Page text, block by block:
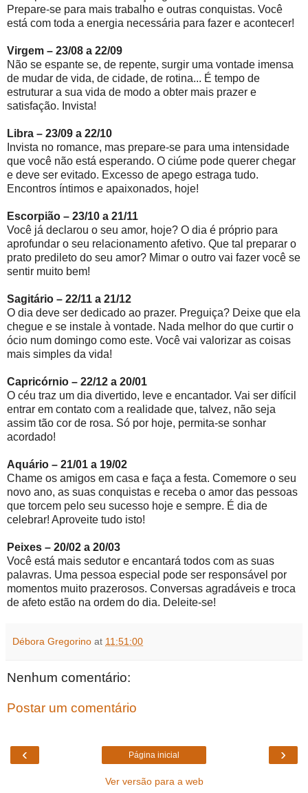
Prepare-se para mais trabalho e outras conquistas. Você
está com toda a energia necessária para fazer e acontecer!
Virgem – 23/08 a 22/09
Não se espante se, de repente, surgir uma vontade imensa
de mudar de vida, de cidade, de rotina... É tempo de
estruturar a sua vida de modo a obter mais prazer e
satisfação. Invista!
Libra – 23/09 a 22/10
Invista no romance, mas prepare-se para uma intensidade
que você não está esperando. O ciúme pode querer chegar
e deve ser evitado. Excesso de apego estraga tudo.
Encontros íntimos e apaixonados, hoje!
Escorpião – 23/10 a 21/11
Você já declarou o seu amor, hoje? O dia é próprio para
aprofundar o seu relacionamento afetivo. Que tal preparar o
prato predileto do seu amor? Mimar o outro vai fazer você se
sentir muito bem!
Sagitário – 22/11 a 21/12
O dia deve ser dedicado ao prazer. Preguiça? Deixe que ela
chegue e se instale à vontade. Nada melhor do que curtir o
ócio num domingo como este. Você vai valorizar as coisas
mais simples da vida!
Capricórnio – 22/12 a 20/01
O céu traz um dia divertido, leve e encantador. Vai ser difícil
entrar em contato com a realidade que, talvez, não seja
assim tão cor de rosa. Só por hoje, permita-se sonhar
acordado!
Aquário – 21/01 a 19/02
Chame os amigos em casa e faça a festa. Comemore o seu
novo ano, as suas conquistas e receba o amor das pessoas
que torcem pelo seu sucesso hoje e sempre. É dia de
celebrar! Aproveite tudo isto!
Peixes – 20/02 a 20/03
Você está mais sedutor e encantará todos com as suas
palavras. Uma pessoa especial pode ser responsável por
momentos muito prazerosos. Conversas agradáveis e troca
de afeto estão na ordem do dia. Deleite-se!
Débora Gregorino at 11:51:00
Nenhum comentário:
Postar um comentário
‹ ›
Página inicial
Ver versão para a web